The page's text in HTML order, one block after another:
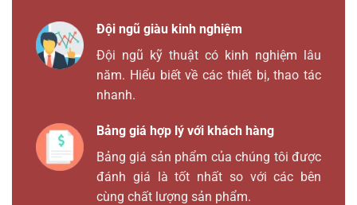
Đội ngũ giàu kinh nghiệm
Đội ngũ kỹ thuật có kinh nghiệm lâu
năm. Hiểu biết về các thiết bị, thao tác
nhanh.
Bảng giá hợp lý với khách hàng
Bảng giá sản phẩm của chúng tôi được
đánh giá là tốt nhất so với các bên
cùng chất lượng sản phẩm.